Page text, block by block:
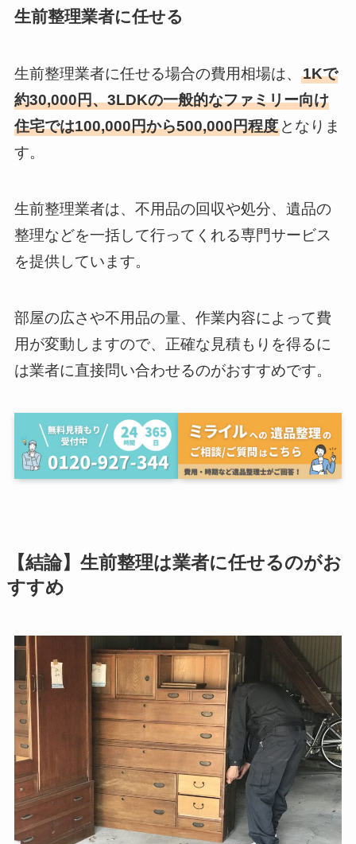
生前整理業者に任せる
生前整理業者に任せる場合の費用相場は、 1Kで
約30,000円、3LDKの一般的なファミリー向け
住宅では100,000円から500,000円程度となりま
す。
生前整理業者は、不用品の回収や処分、遺品の
整理などを一括して行ってくれる専門サービス
を提供しています。
部屋の広さや不用品の量、作業内容によって費
用が変動しますので、正確な見積もりを得るに
は業者に直接問い合わせるのがおすすめです。
【結論】生前整理は業者に任せるのがお
すすめ